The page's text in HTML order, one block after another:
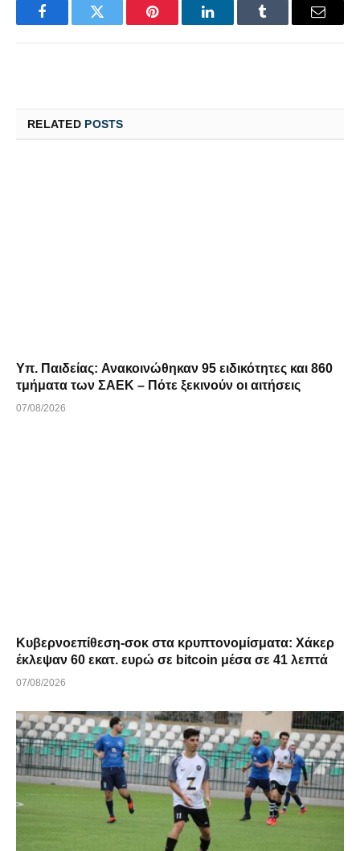
FacebookTwitter Pinterest LinkedInTumblr Email
RELATED POSTS
Υπ. Παιδείας: Ανακοινώθηκαν 95 ειδικότητες και 860
τμήματα των ΣΑΕΚ – Πότε ξεκινούν οι αιτήσεις
07/08/2026
Κυβερνοεπίθεση-σοκ στα κρυπτονομίσματα: Χάκερ
έκλεψαν 60 εκατ. ευρώ σε bitcoin μέσα σε 41 λεπτά
07/08/2026